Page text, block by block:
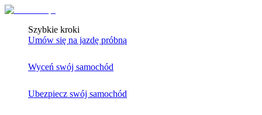
Szybkie kroki
Umów się na jazdę próbną
Wyceń swój samochód
Ubezpiecz swój samochód